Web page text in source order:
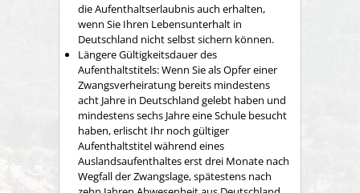
die Aufenthaltserlaubnis auch erhalten,
wenn Sie Ihren Lebensunterhalt in
Deutschland nicht selbst sichern können.
Längere Gültigkeitsdauer des
Aufenthaltstitels: Wenn Sie als Opfer einer
Zwangsverheiratung bereits mindestens
acht Jahre in Deutschland gelebt haben und
mindestens sechs Jahre eine Schule besucht
haben, erlischt Ihr noch gültiger
Aufenthaltstitel während eines
Auslandsaufenthaltes erst drei Monate nach
Wegfall der Zwangslage, spätestens nach